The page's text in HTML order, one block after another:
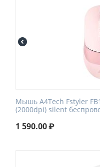
Мышь A4Tech Fstyler
(2000dpi) silent
1 590.00₽